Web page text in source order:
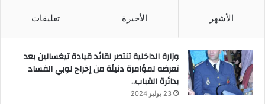
الأشهر الأخيرة تعليقات
وزارة الداخلية تنتصر لقائد قيادة تيغسالين بعد
تعرضه لمؤامرة دنيئة من إخراج لوبي الفساد
بدائرة القباب..
23 يوليو 2024